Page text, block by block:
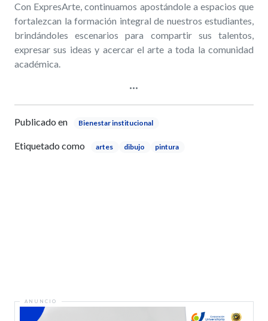
Con ExpresArte, continuamos apostándole a espacios que
fortalezcan la formación integral de nuestros estudiantes,
brindándoles escenarios para compartir sus talentos,
expresar sus ideas y acercar el arte a toda la comunidad
académica.
Publicado en Bienestar institucional
Etiquetado como artes dibujo pintura